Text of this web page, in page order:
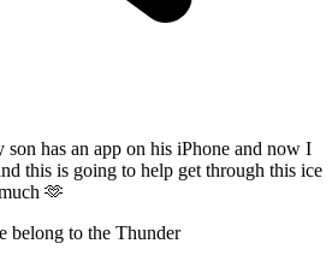
has an app on his iPhone and now I
this is going to help get through this ice
🫶
belong to the Thunder